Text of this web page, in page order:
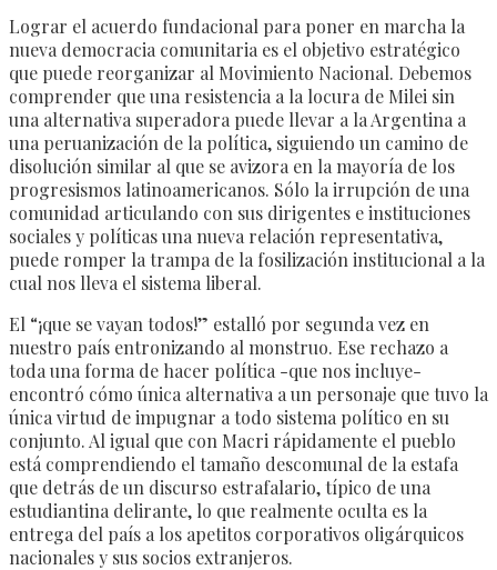
Lograr el acuerdo fundacional para poner en marcha la
nueva democracia comunitaria es el objetivo estratégico
que puede reorganizar al Movimiento Nacional. Debemos
comprender que una resistencia a la locura de Milei sin
una alternativa superadora puede llevar a la Argentina a
una peruanización de la política, siguiendo un camino de
disolución similar al que se avizora en la mayoría de los
progresismos latinoamericanos. Sólo la irrupción de una
comunidad articulando con sus dirigentes e instituciones
sociales y políticas una nueva relación representativa,
puede romper la trampa de la fosilización institucional a la
cual nos lleva el sistema liberal.
El “¡que se vayan todos!” estalló por segunda vez en
nuestro país entronizando al monstruo. Ese rechazo a
toda una forma de hacer política -que nos incluye-
encontró cómo única alternativa a un personaje que tuvo la
única virtud de impugnar a todo sistema político en su
conjunto. Al igual que con Macri rápidamente el pueblo
está comprendiendo el tamaño descomunal de la estafa
que detrás de un discurso estrafalario, típico de una
estudiantina delirante, lo que realmente oculta es la
entrega del país a los apetitos corporativos oligárquicos
nacionales y sus socios extranjeros.